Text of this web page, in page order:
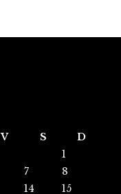
V S
D
1
7
8
14
15